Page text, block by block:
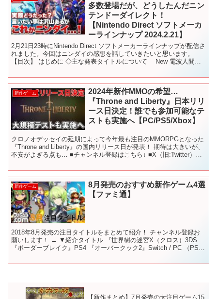
多数登場だが、どうしたんだニン
テンドーダイレクト！
【Nintendo Direct ソフトメーカ
ーラインナップ 2024.2.21】
2月21日23時にNintendo Direct ソフトメーカーラインナップが配信さ
れました。今回はニンダイの感想を話していきたいと思います。
【目次】 はじめに ◇主な発表タイトルについて New 電波人間の
新作ゲーム
2024年新作MMOの希望…
『Throne and Liberty』日本リリ
ース日決定！誰でも参加可能なテ
ストも実施へ【PC/PS5/Xbox】
クロノオデッセイの延期によって今年最も注目のMMORPGとなった
『Throne and Liberty』の国内リリース日が発表！ 期待は大きいが、
不安がよぎる点も… ■チャンネル登録はこちら↓ ■X（旧:Twitter）：
新作ゲーム
8月発売のおすすめ新作ゲーム4選
【ファミ通】
2018年8月発売の注目タイトルをまとめて紹介！ チャンネル登録お
願いします！ → ▼紹介タイトル 『世界樹の迷宮X（クロス）3DS
『ボーダーブレイク』PS4 『オーバークック2』Switch / PC （PS4
【新作まとめ】7月発売の大注目ゲーム15